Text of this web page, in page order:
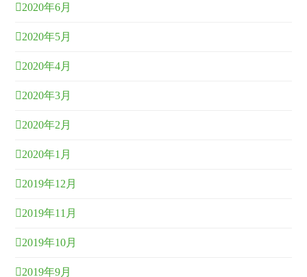
2020年6月
2020年5月
2020年4月
2020年3月
2020年2月
2020年1月
2019年12月
2019年11月
2019年10月
2019年9月